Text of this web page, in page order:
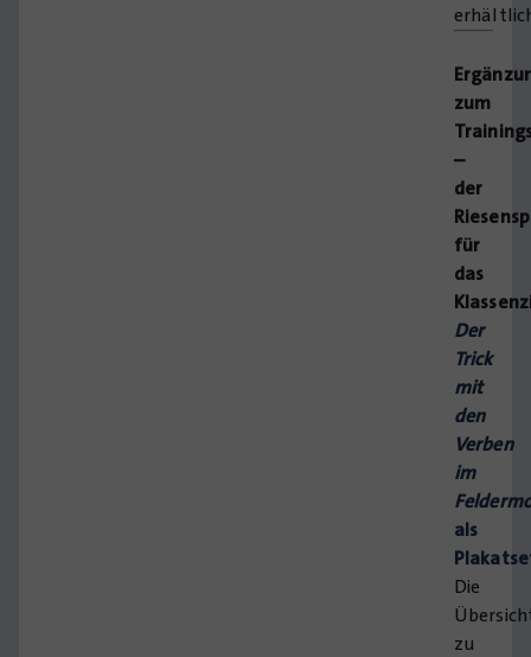
zum
–
der
für
das
Der
Trick
mit
den
Verben
im
als
Die
zu